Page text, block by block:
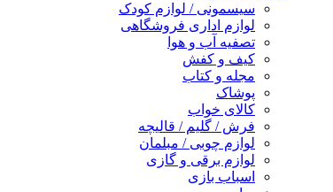
سیسمونی / لوازم کودک
لوازم اداری فروشگاهی
تصفیه آب و هوا
کیف و کفش
مجله و کتاب
پوشاک
کالای خواب
فرش / گلیم / قالیچه
لوازم چوبی / مبلمان
لوازم برقی و گازی
اسباب بازی